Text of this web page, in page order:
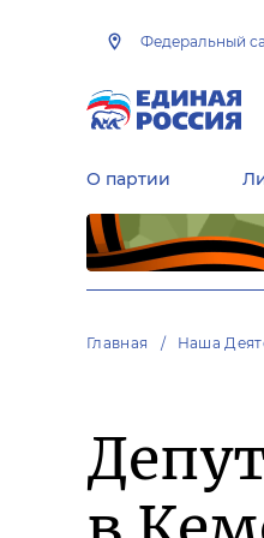
Федеральный
О партии
Главная Наша